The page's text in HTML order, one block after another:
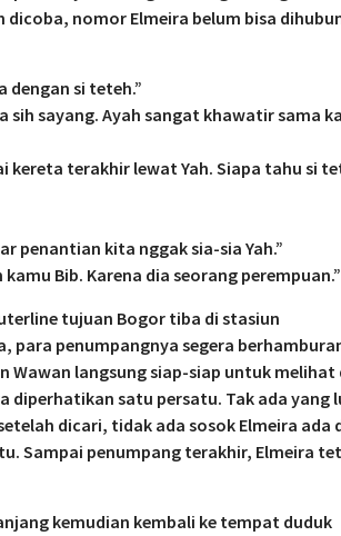
dicoba, nomor Elmeira belum bisa
dengan si teteh.”
sih sayang. Ayah sangat khawatir sama
kereta terakhir lewat Yah. Siapa tahu si
penantian kita nggak sia-sia Yah.”
Bib. Karena dia seorang perempuan.”
tujuan Bogor tiba di stasiun
para penumpangnya segera
Wawan langsung siap-siap untuk melihat
diperhatikan satu persatu. Tak ada yang
dicari, tidak ada sosok Elmeira ada
Sampai penumpang terakhir, Elmeira
kemudian kembali ke tempat duduk